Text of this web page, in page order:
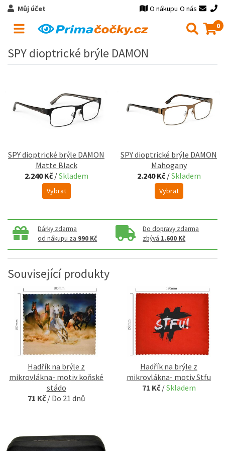
Můj účet O nákupu O nás
0
SPY dioptrické brýle DAMON
SPY dioptrické brýle DAMON
Matte Black
2.240 Kč/Skladem
Vybrat
SPY dioptrické brýle DAMON
Mahogany
2.240 Kč/Skladem
Vybrat
Dárky zdarma
od nákupu za 990 Kč
Do dopravy zdarma
zbývá 1.600 Kč
Související produkty
Hadřík na brýle z
mikrovlákna- motiv koňské
stádo
71 Kč/ Do 21 dnů
Hadřík na brýle z
mikrovlákna- motiv Stfu
71 Kč/Skladem